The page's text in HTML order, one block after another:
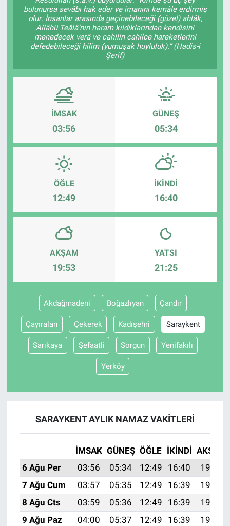
bulunursa sevâbı hak eder ve imanını kemâle erdirmiş
olur: İnsanlar arasında geçinebileceği (güzel) ahlâk,
Allâhü Teâlâ’nın haram kıldıklarından kendisini
menedecek verâ ve cahilin cahilce hareketlerini
defedebileceği hilim (yumuşak huyluluk).” (Hadis-i
Şerif)
İMSAK
03:56
GÜNEŞ
05:34
ÖĞLE
12:49
İKINDI
16:40
AKŞAM
19:53
YATSI
21:25
Akdağmadeni Boğazlıyan Çandır
Çayıralan Çekerek Kadışehri Saraykent
Sarıkaya Şefaatli Sorgun Yenifakılı
Yerköy
SARAYKENT AYLIK NAMAZ VAKITLERI
İMSAK GÜNEŞ ÖĞLE İKINDI AKŞAM
6 Ağu Per
03:56 05:34 12:49 16:40
19:53
7 Ağu Cum
03:57 05:35 12:49 16:39
19:52
8 Ağu Cts
03:59 05:36 12:49 16:39
19:51
9 Ağu Paz
04:00 05:37 12:49 16:39
19:50
Ege'den Esintiler
Eğitim
Eğlence
Ekonomi
Forum
Gerçeğin İzinde
Gün Başlıyor
Gün Bitiyor
Gün Ortası
Gündem Özel
Günün görüntüsü
Haber
İlan
Nedir
Popüler
Programlar
İletişim